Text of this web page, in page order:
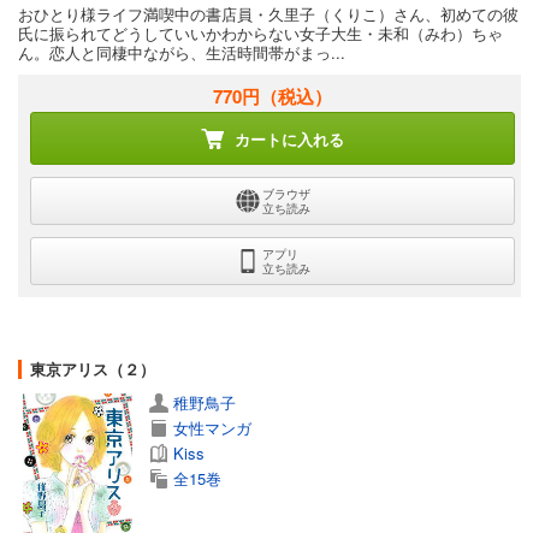
おひとり様ライフ満喫中の書店員・久里子（くりこ）さん、初めての彼
氏に振られてどうしていいかわからない女子大生・未和（みわ）ちゃ
ん。恋人と同棲中ながら、生活時間帯がまっ...
770円 （税込）
カートに入れる
ブラウザ
立ち読み
アプリ
立ち読み
東京アリス（２）
稚野鳥子
女性マンガ
Kiss
全15巻